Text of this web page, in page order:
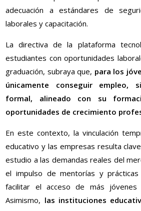
adecuación a estándares de
laborales y capacitación.
La directiva de la plataforma
estudiantes con oportunidades
graduación, subraya que, para los
únicamente conseguir empleo,
formal, alineado con su
oportunidades de crecimiento
En este contexto, la vinculación
educativo y las empresas resulta
estudio a las demandas reales del
el impulso de mentorías y prácticas
facilitar el acceso de más jóvenes
Asimismo, las instituciones